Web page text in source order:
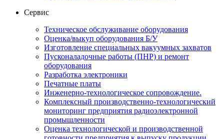
Сервис
Техническое обслуживание оборудования
Оценка/выкуп оборудования Б/У
Изготовление специальных вакуумных захватов
Пусконаладочные работы (ПНР) и ремонт
оборудования
Разработка электроники
Печатные платы
Инженерно-технологическое сопровождение.
Комплексный производственно-технологический
мониторинг предприятия радиоэлектронной
промышленности
Оценка технологической и производственной